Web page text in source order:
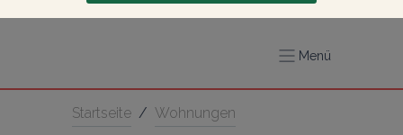
Menü
Startseite / Wohnungen